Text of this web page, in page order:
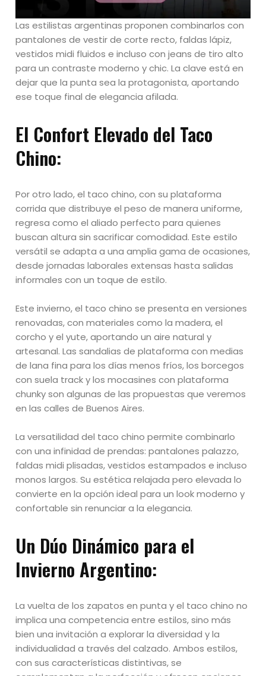
Las estilistas argentinas proponen combinarlos con
pantalones de vestir de corte recto, faldas lápiz,
vestidos midi fluidos e incluso con jeans de tiro alto
para un contraste moderno y chic. La clave está en
dejar que la punta sea la protagonista, aportando
ese toque final de elegancia afilada.
El Confort Elevado del Taco
Chino:
Por otro lado, el taco chino, con su plataforma
corrida que distribuye el peso de manera uniforme,
regresa como el aliado perfecto para quienes
buscan altura sin sacrificar comodidad. Este estilo
versátil se adapta a una amplia gama de ocasiones,
desde jornadas laborales extensas hasta salidas
informales con un toque de estilo.
Este invierno, el taco chino se presenta en versiones
renovadas, con materiales como la madera, el
corcho y el yute, aportando un aire natural y
artesanal. Las sandalias de plataforma con medias
de lana fina para los días menos fríos, los borcegos
con suela track y los mocasines con plataforma
chunky son algunas de las propuestas que veremos
en las calles de Buenos Aires.
La versatilidad del taco chino permite combinarlo
con una infinidad de prendas: pantalones palazzo,
faldas midi plisadas, vestidos estampados e incluso
monos largos. Su estética relajada pero elevada lo
convierte en la opción ideal para un look moderno y
confortable sin renunciar a la elegancia.
Un Dúo Dinámico para el
Invierno Argentino:
La vuelta de los zapatos en punta y el taco chino no
implica una competencia entre estilos, sino más
bien una invitación a explorar la diversidad y la
individualidad a través del calzado. Ambos estilos,
con sus características distintivas, se